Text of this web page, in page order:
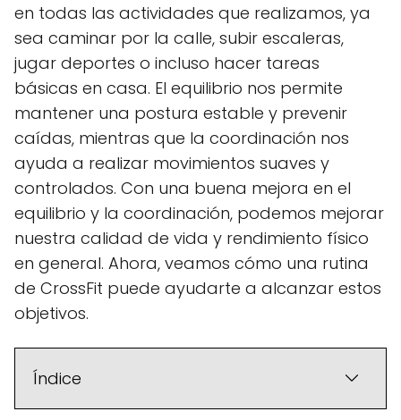
en todas las actividades que realizamos, ya
sea caminar por la calle, subir escaleras,
jugar deportes o incluso hacer tareas
básicas en casa. El equilibrio nos permite
mantener una postura estable y prevenir
caídas, mientras que la coordinación nos
ayuda a realizar movimientos suaves y
controlados. Con una buena mejora en el
equilibrio y la coordinación, podemos mejorar
nuestra calidad de vida y rendimiento físico
en general. Ahora, veamos cómo una rutina
de CrossFit puede ayudarte a alcanzar estos
objetivos.
Índice